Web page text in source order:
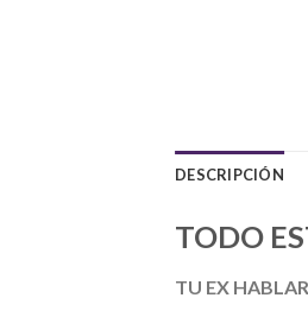
DESCRIPCIÓN
TODO
TU EX